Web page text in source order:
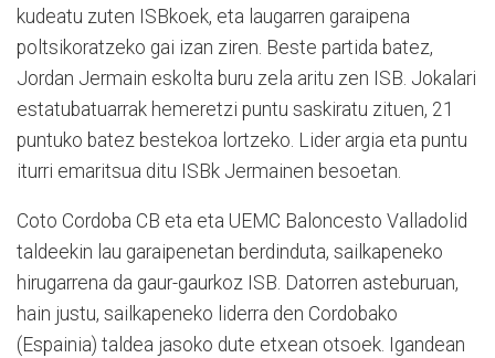
kudeatu zuten ISBkoek, eta laugarren garaipena
poltsikoratzeko gai izan ziren. Beste partida batez,
Jordan Jermain eskolta buru zela aritu zen ISB. Jokalari
estatubatuarrak hemeretzi puntu saskiratu zituen, 21
puntuko batez bestekoa lortzeko. Lider argia eta puntu
iturri emaritsua ditu ISBk Jermainen besoetan.
Coto Cordoba CB eta eta UEMC Baloncesto Valladolid
taldeekin lau garaipenetan berdinduta, sailkapeneko
hirugarrena da gaur-gaurkoz ISB. Datorren asteburuan,
hain justu, sailkapeneko liderra den Cordobako
(Espainia) taldea jasoko dute etxean otsoek. Igandean